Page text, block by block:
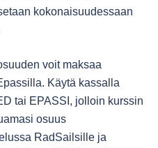
kokonaisuudessaan
voit maksaa
Käytä kassalla
tai EPASSI, jolloin kurssin
osuus
RadSailsille ja